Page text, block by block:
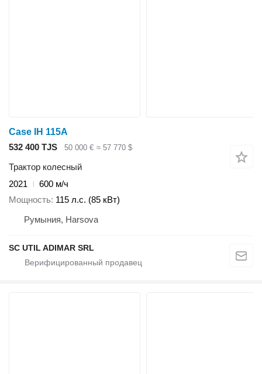
Case IH 115A
532 400 TJS
50 000 € ≈ 57 770 $
Трактор колесный
2021
600 м/ч
Мощность 115 л.с. (85 кВт)
Румыния, Harsova
SC UTIL ADIMAR SRL